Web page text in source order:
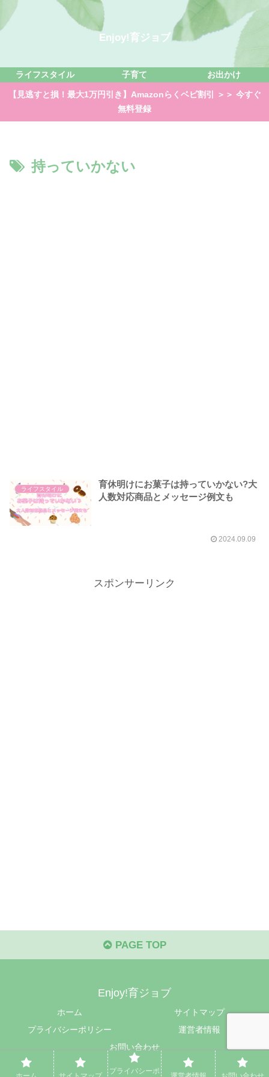
Enjoy!育ジョブ
ライフスタイル 子育て お出かけ
【見逃すと損！最大1万円引き】Amazonらくベビ割引 ＞＞ 今すぐ
無料登録
持っていかない
ライフスタイル
育休明けにお菓子は持っていかない?大
人数対応商品とメッセージ例文も
2024.09.09
スポンサーリンク
PAGE TOP
Enjoy!育ジョブ
ホーム
サイトマップ
プライバシーポリシー
運営者情報
お問い合わせ
© 2024 Enjoy!育ジョブ.
プライバシーポ